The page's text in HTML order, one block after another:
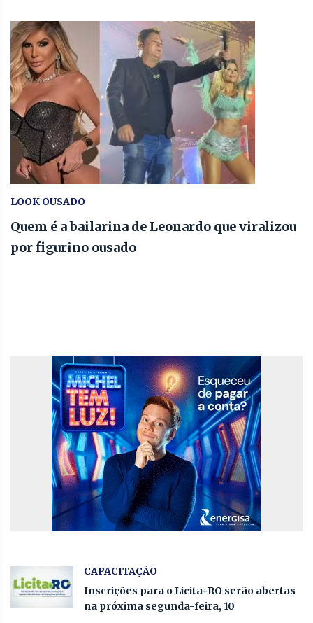
LOOK OUSADO
Quem é a bailarina de Leonardo que viralizou
por figurino ousado
CAPACITAÇÃO
Inscrições para o Licita+RO serão abertas
na próxima segunda-feira, 10